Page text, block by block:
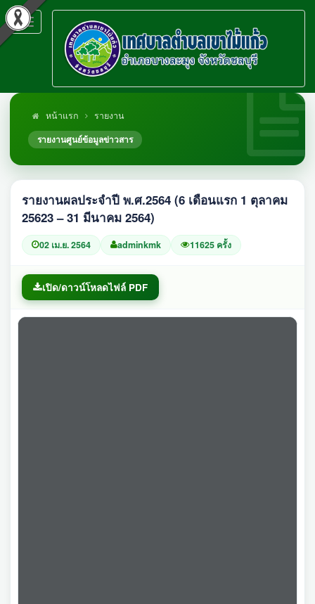
Toggle
navigation
หน้าแรก
รายงาน
รายงานศูนย์ข้อมูลข่าวสาร
รายงานผลประจำปี พ.ศ.2564 (6 เดือนแรก 1 ตุลาคม
25623 – 31 มีนาคม 2564)
02 เม.ย. 2564 adminkmk 11625 ครั้ง
เปิด/ดาวน์โหลดไฟล์ PDF